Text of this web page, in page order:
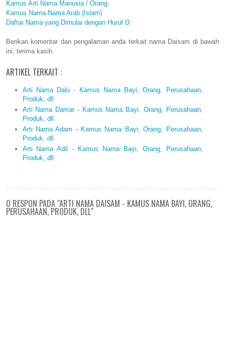
Kamus Arti Nama Manusia / Orang
Kamus Nama-Nama Arab (Islam)
Daftar Nama yang Dimulai dengan Huruf D
Berikan komentar dan pengalaman anda terkait nama Daisam di bawah
ini, terima kasih.
ARTIKEL TERKAIT :
Arti Nama Dalu - Kamus Nama Bayi, Orang, Perusahaan,
Produk, dll
Arti Nama Damar - Kamus Nama Bayi, Orang, Perusahaan,
Produk, dll
Arti Nama Adam - Kamus Nama Bayi, Orang, Perusahaan,
Produk, dll
Arti Nama Adil - Kamus Nama Bayi, Orang, Perusahaan,
Produk, dll
0 RESPON PADA "ARTI NAMA DAISAM - KAMUS NAMA BAYI, ORANG,
PERUSAHAAN, PRODUK, DLL"